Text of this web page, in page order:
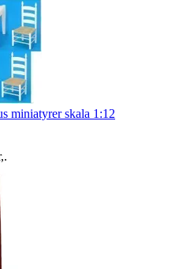
miniatyrer skala 1:12
,.